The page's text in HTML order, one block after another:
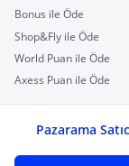
Bonus ile Öde
Shop&Fly ile Öde
World Puan ile Öde
Axess Puan ile Öde
Pazarama